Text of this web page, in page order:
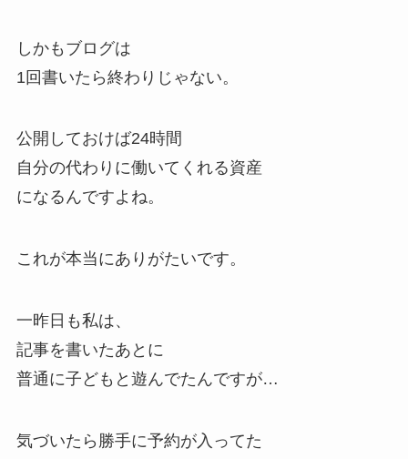
しかもブログは
1回書いたら終わりじゃない。
公開しておけば24時間
自分の代わりに働いてくれる資産
になるんですよね。
これが本当にありがたいです。
一昨日も私は、
記事を書いたあとに
普通に子どもと遊んでたんですが…
気づいたら勝手に予約が入ってた